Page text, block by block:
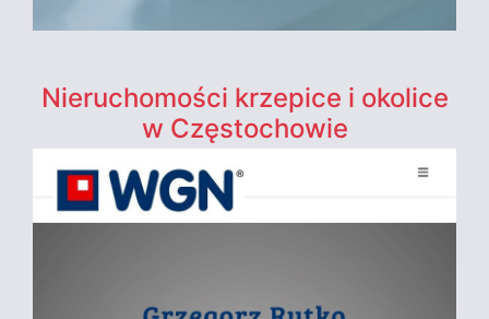
Nieruchomości krzepice i okolice
w Częstochowie